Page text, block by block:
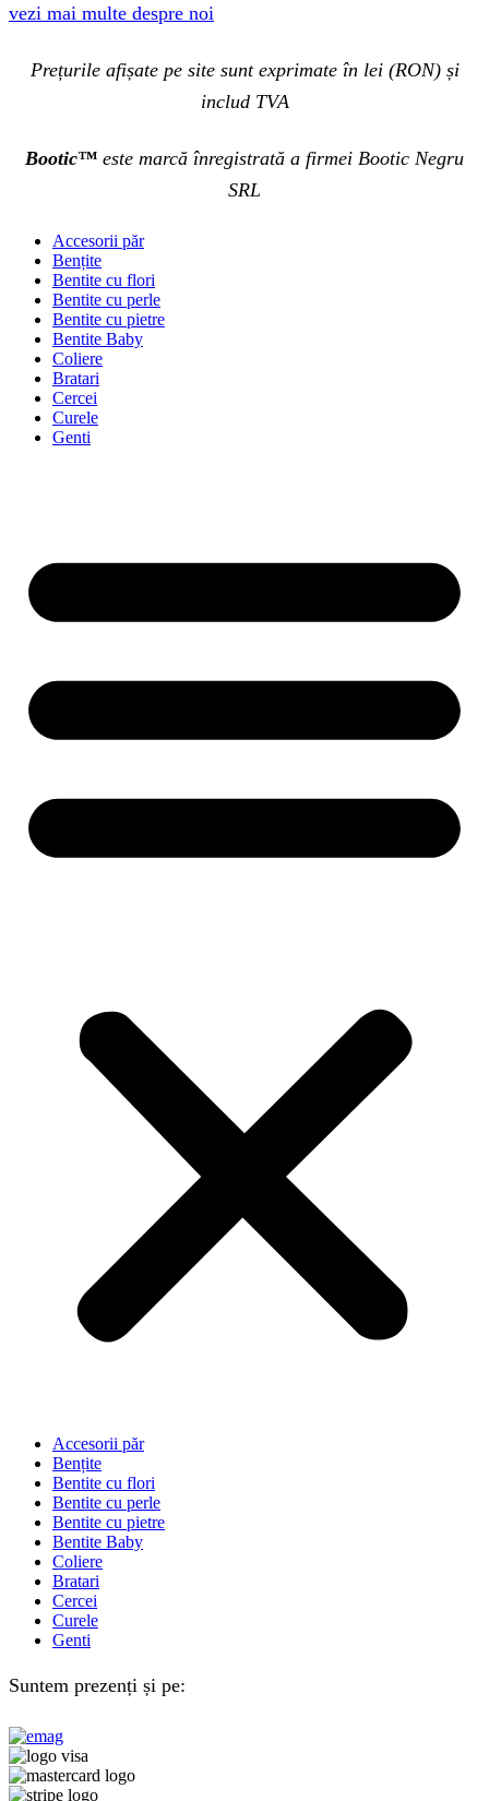
vezi mai multe despre noi
Prețurile afișate pe site sunt exprimate în lei (RON) și
includ TVA
Bootic™ este marcă înregistrată a firmei Bootic Negru
SRL
Accesorii păr
Bențite
Bentite cu flori
Bentite cu perle
Bentite cu pietre
Bentite Baby
Coliere
Bratari
Cercei
Curele
Genti
Accesorii păr
Bențite
Bentite cu flori
Bentite cu perle
Bentite cu pietre
Bentite Baby
Coliere
Bratari
Cercei
Curele
Genti
Suntem prezenți și pe: